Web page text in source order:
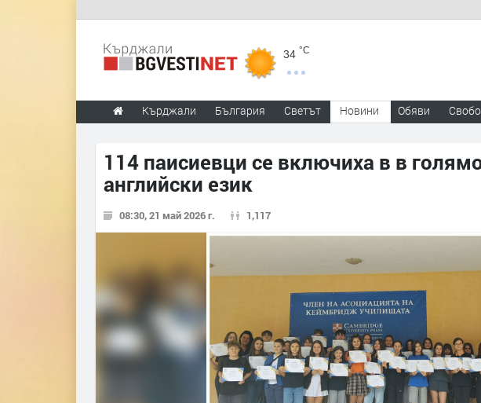
34 °C
Кърджали България Светът Новини Обяви
114 паисиевци се включиха в в
английски език
08:30, 21 май 2026 г. 1,117